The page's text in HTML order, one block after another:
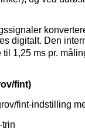
digitalt. Den
til 1,25 ms pr.
fint)
fint-indstilling
trin